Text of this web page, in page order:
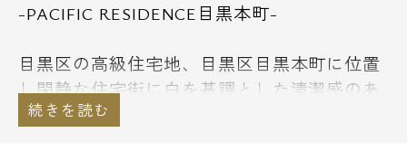
-PACIFIC RESIDENCE目黒本町-
目黒区の高級住宅地、目黒区目黒本町に位置
し閑静な住宅街に白を基調とした清潔感のあ
る、